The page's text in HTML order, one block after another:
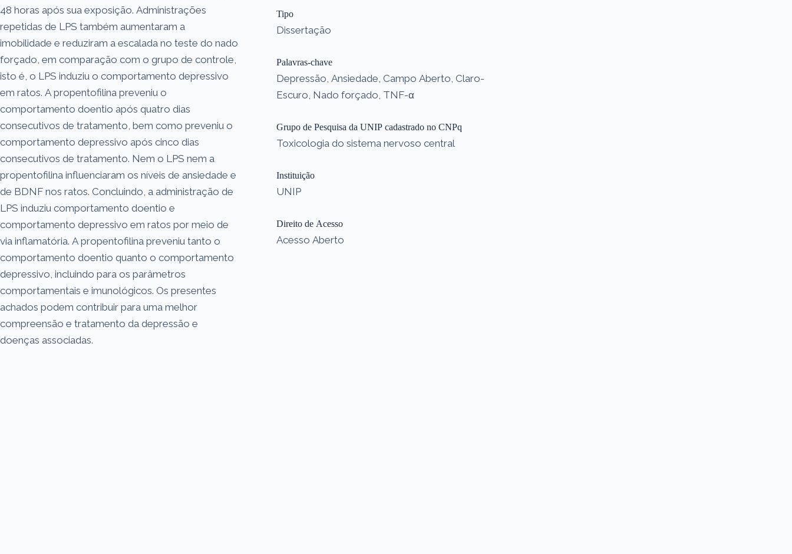
48 horas após sua exposição. Administrações
repetidas de LPS também aumentaram a
imobilidade e reduziram a escalada no teste do nado
forçado, em comparação com o grupo de controle,
isto é, o LPS induziu o comportamento depressivo
em ratos. A propentofilina preveniu o
comportamento doentio após quatro dias
consecutivos de tratamento, bem como preveniu o
comportamento depressivo após cinco dias
consecutivos de tratamento. Nem o LPS nem a
propentofilina influenciaram os níveis de ansiedade e
de BDNF nos ratos. Concluindo, a administração de
LPS induziu comportamento doentio e
comportamento depressivo em ratos por meio de
via inflamatória. A propentofilina preveniu tanto o
comportamento doentio quanto o comportamento
depressivo, incluindo para os parâmetros
comportamentais e imunológicos. Os presentes
achados podem contribuir para uma melhor
compreensão e tratamento da depressão e
doenças associadas.
Tipo
Dissertação
Palavras-chave
Depressão, Ansiedade, Campo Aberto, Claro-
Escuro, Nado forçado, TNF-α
Grupo de Pesquisa da UNIP cadastrado no CNPq
Toxicologia do sistema nervoso central
Instituição
UNIP
Direito de Acesso
Acesso Aberto